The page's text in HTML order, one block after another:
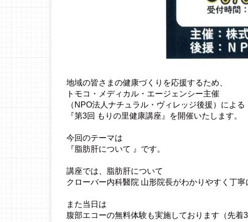
地域の皆さまの健康づくりを応援するため、
トモコ・メディカル・エージェンシー主催
（NPO法人ナチュラル・ヴィレッジ後援）による
『第3回 もりの里健康講座』を開催いたします。
今回のテーマは
『脂肪肝について 』です。
講座では、脂肪肝について
クローバー内科醫院 山形院長がわかりやすく丁寧
また当日は
腹部エコーの無料体験も実施しております（先着3